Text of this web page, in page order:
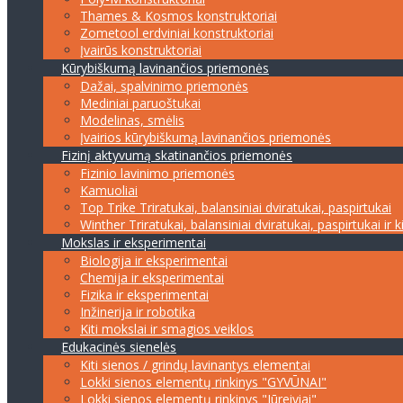
Thames & Kosmos konstruktoriai
Zometool erdviniai konstruktoriai
Įvairūs konstruktoriai
Kūrybiškumą lavinančios priemonės
Dažai, spalvinimo priemonės
Mediniai paruoštukai
Modelinas, smėlis
Įvairios kūrybiškumą lavinančios priemonės
Fizinį aktyvumą skatinančios priemonės
Fizinio lavinimo priemonės
Kamuoliai
Top Trike Triratukai, balansiniai dviratukai, paspirtukai
Winther Triratukai, balansiniai dviratukai, paspirtukai ir
Mokslas ir eksperimentai
Biologija ir eksperimentai
Chemija ir eksperimentai
Fizika ir eksperimentai
Inžinerija ir robotika
Kiti mokslai ir smagios veiklos
Edukacinės sienelės
Kiti sienos / grindų lavinantys elementai
Lokki sienos elementų rinkinys "GYVŪNAI"
Lokki sienos elementų rinkinys "Jūreiviai"